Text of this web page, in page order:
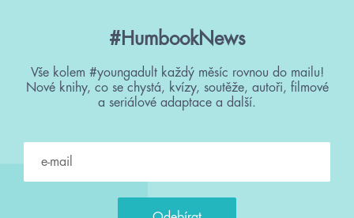
#HumbookNews
Vše kolem #youngadult každý měsíc rovnou do mailu!
Nové knihy, co se chystá, kvízy, soutěže, autoři, filmové
a seriálové adaptace a další.